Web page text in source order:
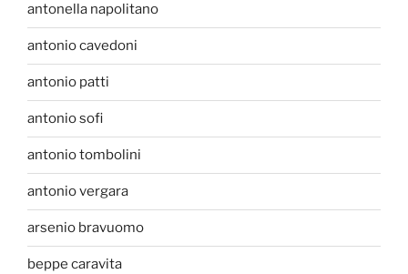
antonella napolitano
antonio cavedoni
antonio patti
antonio sofi
antonio tombolini
antonio vergara
arsenio bravuomo
beppe caravita